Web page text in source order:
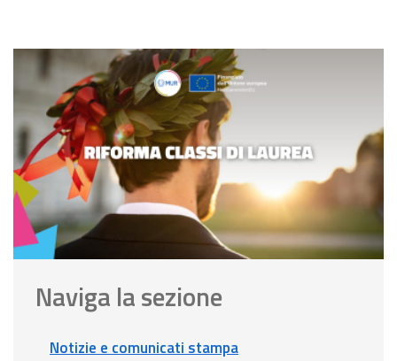
Naviga la sezione
Notizie e comunicati stampa